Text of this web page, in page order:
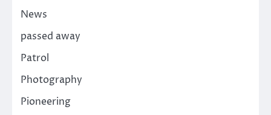
News
passed away
Patrol
Photography
Pioneering